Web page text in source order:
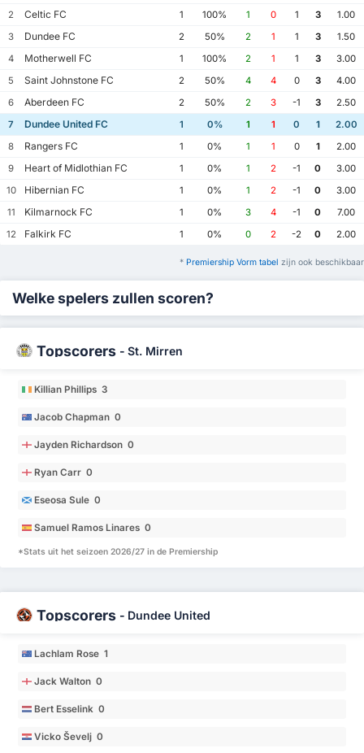
2
Celtic FC 1 100% 1 0 1 3
1.00
3
Dundee FC 2 50% 2 1 1 3
1.50
4
Motherwell FC 1 100% 2 1 1 3
3.00
5
Saint Johnstone FC 2 50% 4 4 0 3
4.00
6
Aberdeen FC 2 50% 2 3 -1 3
2.50
7
Dundee United FC 1 0% 1 1 0 1
2.00
8
Rangers FC 1 0% 1 1 0 1
2.00
9
Heart of Midlothian FC 1 0% 1 2 -1 0
3.00
10
Hibernian FC 1 0% 1 2 -1 0
3.00
11
Kilmarnock FC 1 0% 3 4 -1 0
7.00
12
Falkirk FC 1 0% 0 2 -2 0 2.00
* Premiership Vorm tabel zijn ook beschikbaar
Welke spelers zullen scoren?
Topscorers - St. Mirren
Killian Phillips 3
Jacob Chapman 0
Jayden Richardson 0
Ryan Carr 0
Eseosa Sule 0
Samuel Ramos Linares 0
*Stats uit het seizoen 2026/27 in de Premiership
Topscorers - Dundee United
Lachlam Rose 1
Jack Walton 0
Bert Esselink 0
Vicko Ševelj 0